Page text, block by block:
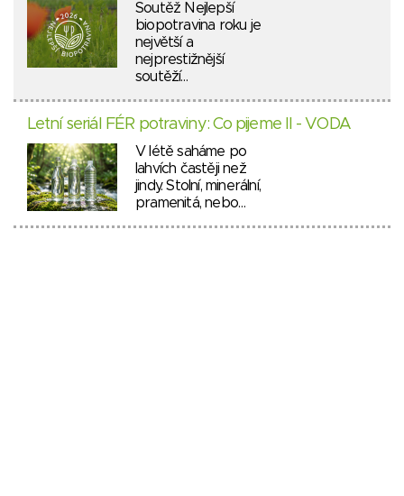
Soutěž Nejlepší
biopotravina roku je
největší a
nejprestižnější
soutěží…
Letní seriál FÉR potraviny: Co pijeme II - VODA
V létě saháme po
lahvích častěji než
jindy. Stolní, minerální,
pramenitá, nebo…